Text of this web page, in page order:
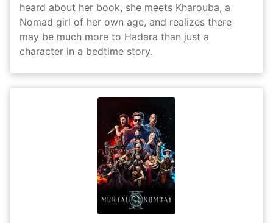
heard about her book, she meets Kharouba, a
Nomad girl of her own age, and realizes there
may be much more to Hadara than just a
character in a bedtime story.